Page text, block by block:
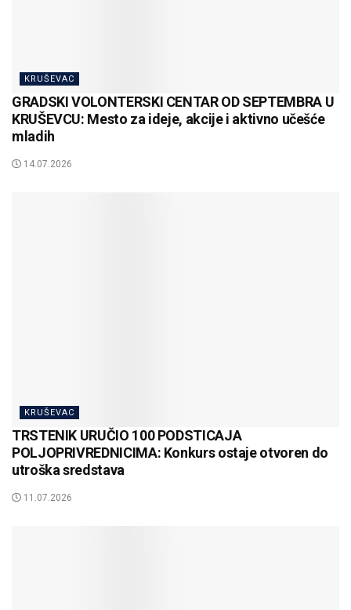
KRUŠEVAC
GRADSKI VOLONTERSKI CENTAR OD SEPTEMBRA U
KRUŠEVCU: Mesto za ideje, akcije i aktivno učešće
mladih
14.07.2026
KRUŠEVAC
TRSTENIK URUČIO 100 PODSTICAJA
POLJOPRIVREDNICIMA: Konkurs ostaje otvoren do
utroška sredstava
11.07.2026